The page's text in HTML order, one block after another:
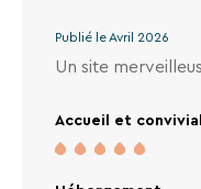
Publié le Avril 2026
Un site
Accueil et